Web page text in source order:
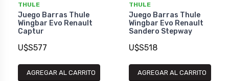
THULE
Juego Barras Thule
Wingbar Evo Renault
Captur
U$S577
AGREGAR AL CARRITO
THULE
Juego Barras Thule
Wingbar Evo Renault
Sandero Stepway
U$S518
AGREGAR AL CARRITO